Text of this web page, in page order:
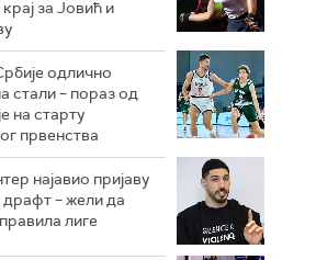
за Јовић и
одлично
стали – пораз од
на старту
првенства
најавио пријаву
– жели да
лиге